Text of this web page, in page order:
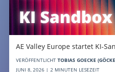
AE Valley Europe startet KI-
VERÖFFENTLICHT TOBIAS GOECKE
JUNI 8, 2026 | 2 MINUTEN LESEZEIT